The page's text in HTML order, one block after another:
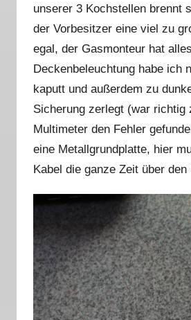
r
k
u
unserer 3 Kochstellen brennt
der Vorbesitzer eine viel zu
egal, der Gasmonteur hat
Deckenbeleuchtung habe ich
kaputt und außerdem zu
Sicherung zerlegt (war richtig
Multimeter den Fehler
eine Metallgrundplatte, hier
Kabel die ganze Zeit über